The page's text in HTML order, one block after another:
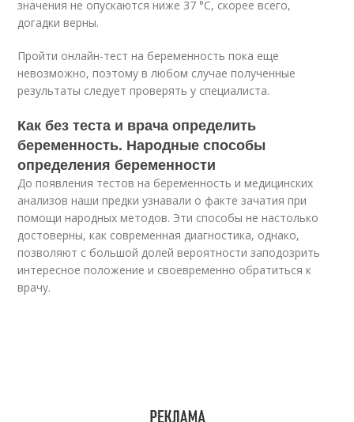
значения не опускаются ниже 37 °С, скорее всего,
догадки верны.
Пройти онлайн-тест на беременность пока еще
невозможно, поэтому в любом случае полученные
результаты следует проверять у специалиста.
Как без теста и врача определить
беременность. Народные способы
определения беременности
До появления тестов на беременность и медицинских
анализов наши предки узнавали о факте зачатия при
помощи народных методов. Эти способы не настолько
достоверны, как современная диагностика, однако,
позволяют с большой долей вероятности заподозрить
интересное положение и своевременно обратиться к
врачу.